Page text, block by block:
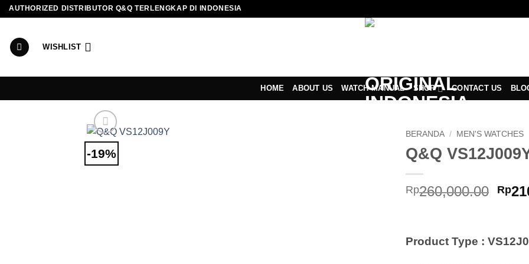
Skip
content
AUTHORIZED DISTRIBUTOR Q&Q TERLENGKAP DI INDONESIA
WISHLIST
HOME ABOUT US WATCH MANUAL SHOP CONTACT US
-19%
BERANDA / MEN'S WATCHES
Q&Q
Rp260,000.00 Rp
Product Type :